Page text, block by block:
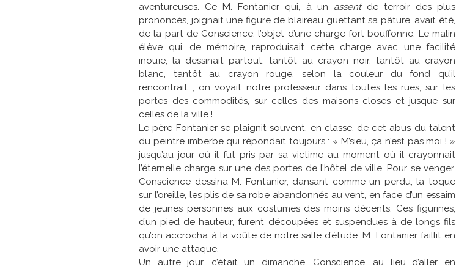
aventureuses. Ce M. Fontanier qui, à un assentde terroir des plus
prononcés, joignait une figure de blaireau guettant sa pâture, avait été,
de la part de Conscience, l’objet d’une charge fort bouffonne. Le malin
élève qui, de mémoire, reproduisait cette charge avec une facilité
inouïe, la dessinait partout, tantôt au crayon noir, tantôt au crayon
blanc, tantôt au crayon rouge, selon la couleur du fond qu’il
rencontrait ; on voyait notre professeur dans toutes les rues, sur les
portes des commodités, sur celles des maisons closes et jusque sur
celles de la ville !
Le père Fontanier se plaignit souvent, en classe, de cet abus du talent
du peintre imberbe qui répondait toujours : « M’sieu, ça n’est pas moi ! »
jusqu’au jour où il fut pris par sa victime au moment où il crayonnait
l’éternelle charge sur une des portes de l’hôtel de ville. Pour se venger.
Conscience dessina M. Fontanier, dansant comme un perdu, la toque
sur l’oreille, les plis de sa robe abandonnés au vent, en face d’un essaim
de jeunes personnes aux costumes des moins décents. Ces figurines,
d’un pied de hauteur, furent découpées et suspendues à de longs fils
qu’on accrocha à la voûte de notre salle d’étude. M. Fontanier faillit en
avoir une attaque.
Un autre jour, c’était un dimanche, Conscience, au lieu d’aller en